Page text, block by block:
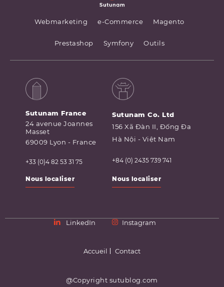
Webmarketing e-Commerce Magento
Prestashop Symfony Outils
Sutunam France
24 avenue Joannes
Masset
69009 Lyon - France
+33 (0)4 82 53 31 75
Nous localiser
Sutunam Co. Ltd
156 Xã Đàn II, Đống Đa
Hà Nội - Việt Nam
+84 (0) 2435 739 741
Nous localiser
LinkedIn Instagram
Accueil Contact
@Copyright sutublog.com